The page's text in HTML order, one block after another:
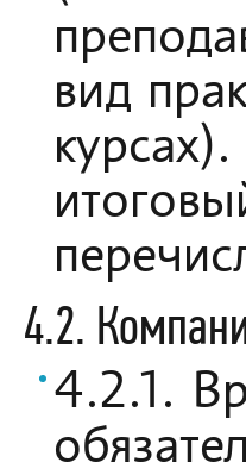
вид
4.2.
4.2.1.